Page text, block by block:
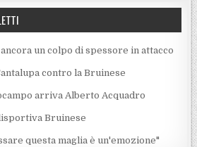
un colpo di spessore in attacco
contro la Bruinese
arriva Alberto Acquadro
Bruinese
questa maglia è un'emozione"